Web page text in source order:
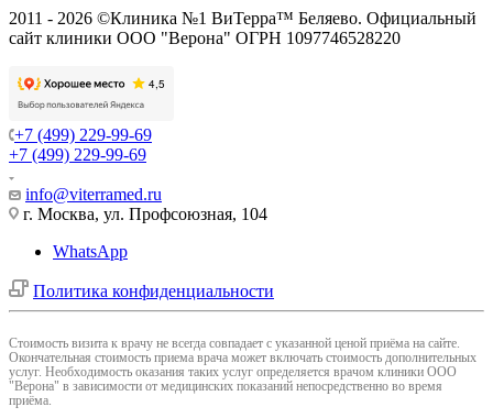
2011 - 2026 ©Клиника №1 ВиТерра™ Беляево. Официальный
сайт клиники ООО "Верона" ОГРН 1097746528220
+7 (499) 229-99-69
+7 (499) 229-99-69
info@viterramed.ru
г. Москва, ул. Профсоюзная, 104
WhatsApp
Политика конфиденциальности
Cтоимость визита к врачу не всегда совпадает с указанной ценой приёма на сайте.
Окончательная стоимость приема врача может включать стоимость дополнительных
услуг. Необходимость оказания таких услуг определяется врачом клиники ООО
"Верона" в зависимости от медицинских показаний непосредственно во время
приёма.